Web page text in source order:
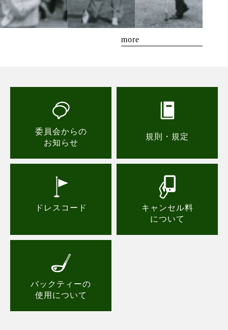
more
委員会からの
お知らせ
規則・規定
ドレスコード
キャンセル料
について
バックティーの
使用について